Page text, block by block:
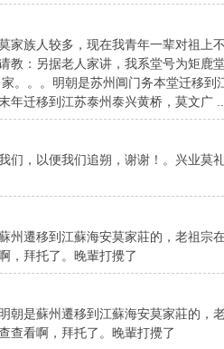
族人较多，现在我青年一辈对祖上
教：另据老人家讲，我系堂号为矩鹿
。。。明朝是苏州阊门务本堂迁移到
迁移到江苏泰州泰兴黄桥，莫文广 ...
，以便我们追朔，谢谢！。兴业莫
州遷移到江蘇海安莫家莊的，老祖宗
，拜托了。晚輩打攪了
是蘇州遷移到江蘇海安莫家莊的，
查看啊，拜托了。晚輩打攪了